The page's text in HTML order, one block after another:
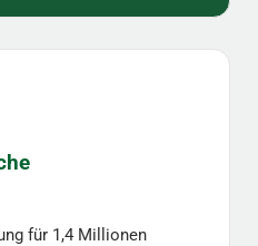
für 1,4 Millionen